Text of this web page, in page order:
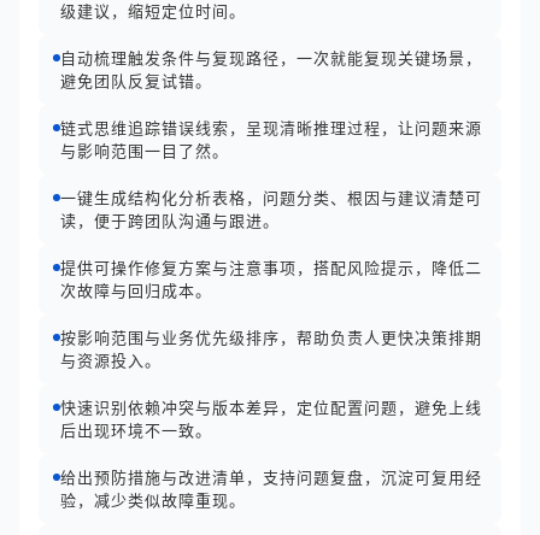
级建议，缩短定位时间。
自动梳理触发条件与复现路径，一次就能复现关键场景，
避免团队反复试错。
链式思维追踪错误线索，呈现清晰推理过程，让问题来源
与影响范围一目了然。
一键生成结构化分析表格，问题分类、根因与建议清楚可
读，便于跨团队沟通与跟进。
提供可操作修复方案与注意事项，搭配风险提示，降低二
次故障与回归成本。
按影响范围与业务优先级排序，帮助负责人更快决策排期
与资源投入。
快速识别依赖冲突与版本差异，定位配置问题，避免上线
后出现环境不一致。
给出预防措施与改进清单，支持问题复盘，沉淀可复用经
验，减少类似故障重现。